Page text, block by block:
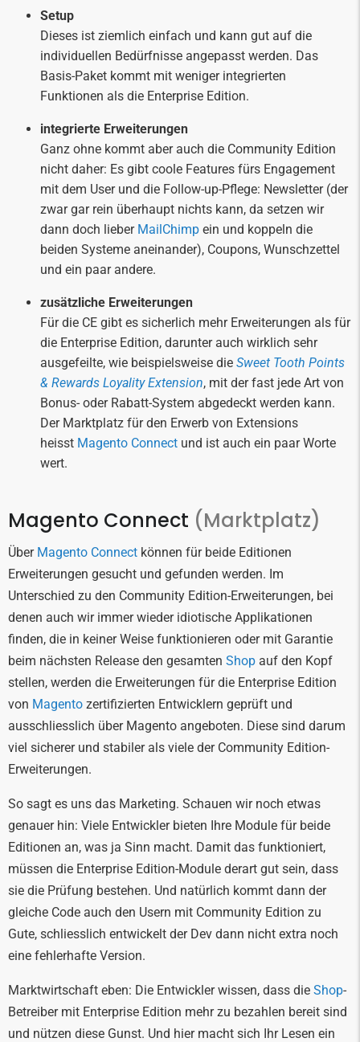
Setup
Dieses ist ziemlich einfach und kann gut auf die
individuellen Bedürfnisse angepasst werden. Das
Basis-Paket kommt mit weniger integrierten
Funktionen als die Enterprise Edition.
integrierte Erweiterungen
Ganz ohne kommt aber auch die Community Edition
nicht daher: Es gibt coole Features fürs Engagement
mit dem User und die Follow-up-Pflege: Newsletter (der
zwar gar rein überhaupt nichts kann, da setzen wir
dann doch lieber MailChimp ein und koppeln die
beiden Systeme aneinander), Coupons, Wunschzettel
und ein paar andere.
zusätzliche Erweiterungen
Für die CE gibt es sicherlich mehr Erweiterungen als für
die Enterprise Edition, darunter auch wirklich sehr
ausgefeilte, wie beispielsweise die Sweet Tooth Points
& Rewards Loyality Extension, mit der fast jede Art von
Bonus- oder Rabatt-System abgedeckt werden kann.
Der Marktplatz für den Erwerb von Extensions
heisst Magento Connect und ist auch ein paar Worte
wert.
Magento Connect (Marktplatz)
Über Magento Connect können für beide Editionen
Erweiterungen gesucht und gefunden werden. Im
Unterschied zu den Community Edition-Erweiterungen, bei
denen auch wir immer wieder idiotische Applikationen
finden, die in keiner Weise funktionieren oder mit Garantie
beim nächsten Release den gesamten Shop auf den Kopf
stellen, werden die Erweiterungen für die Enterprise Edition
von Magento zertifizierten Entwicklern geprüft und
ausschliesslich über Magento angeboten. Diese sind darum
viel sicherer und stabiler als viele der Community Edition-
Erweiterungen.
So sagt es uns das Marketing. Schauen wir noch etwas
genauer hin: Viele Entwickler bieten Ihre Module für beide
Editionen an, was ja Sinn macht. Damit das funktioniert,
müssen die Enterprise Edition-Module derart gut sein, dass
sie die Prüfung bestehen. Und natürlich kommt dann der
gleiche Code auch den Usern mit Community Edition zu
Gute, schliesslich entwickelt der Dev dann nicht extra noch
eine fehlerhafte Version.
Marktwirtschaft eben: Die Entwickler wissen, dass die Shop-
Betreiber mit Enterprise Edition mehr zu bezahlen bereit sind
und nützen diese Gunst. Und hier macht sich Ihr Lesen ein